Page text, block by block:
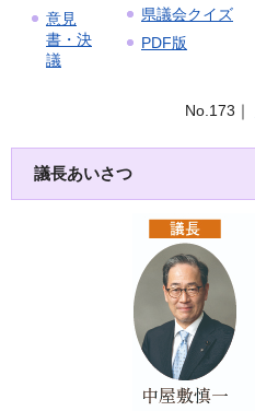
意見
書・決
議
県議会クイズ
PDF版
No.173｜
議長あいさつ